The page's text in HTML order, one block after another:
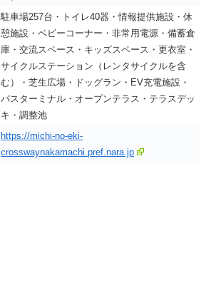
駐車場257台・トイレ40器・情報提供施設・休
憩施設・ベビーコーナー・非常用電源・備蓄倉
庫・交流スペース・キッズスペース・更衣室・
サイクルステーション（レンタサイクルを含
む）・芝生広場・ドッグラン・EV充電施設・
バスターミナル・オープンテラス・テラスデッ
キ・調整池
https://michi-no-eki-
crosswaynakamachi.pref.nara.jp